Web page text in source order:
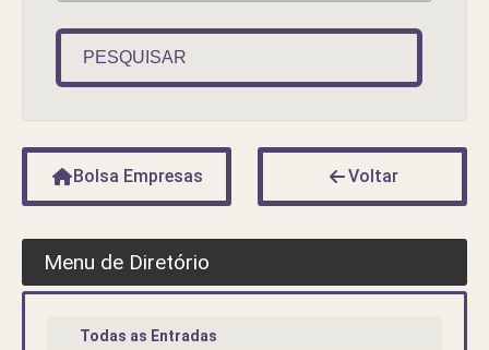
PESQUISAR
Bolsa Empresas Voltar
Menu de Diretório
Todas as Entradas